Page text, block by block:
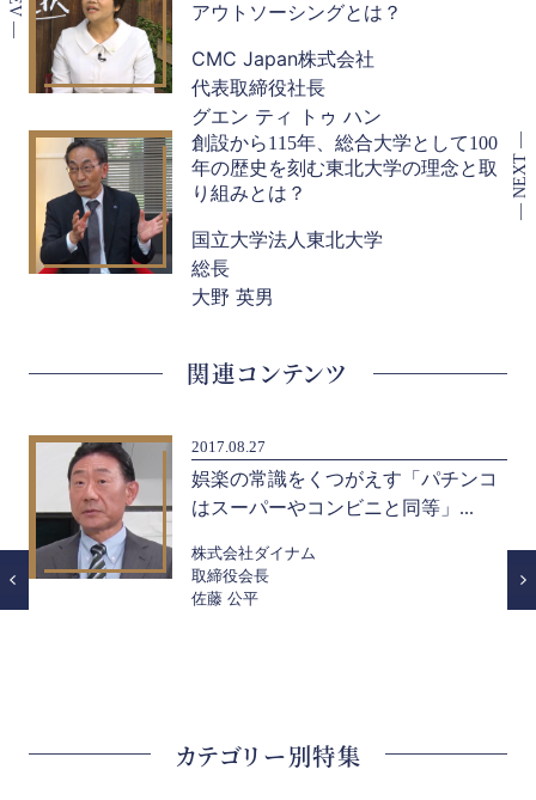
アウトソーシングとは？
CMC Japan株式会社
代表取締役社長
グエン ティ トゥ ハン
創設から115年、総合大学として100
年の歴史を刻む東北大学の理念と取
り組みとは？
国立大学法人東北大学
総長
大野 英男
関連コンテンツ
2017.08.27
娯楽の常識をくつがえす「パチンコ
はスーパーやコンビニと同等」...
株式会社ダイナム
取締役会長
佐藤 公平
カテゴリー別特集